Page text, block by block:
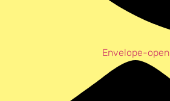
Envelope-open